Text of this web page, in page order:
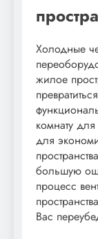
Холодные
жилое
комнату
для
большую
процесс
Вас